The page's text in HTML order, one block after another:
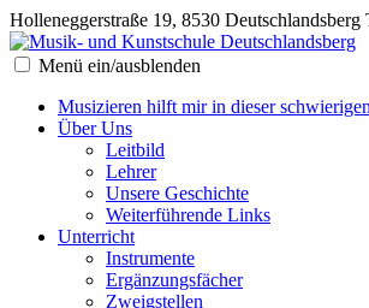
Holleneggerstraße 19, 8530 Deutschlandsberg
Menü ein/ausblenden
Musizieren hilft mir in dieser
Über Uns
Leitbild
Lehrer
Unsere Geschichte
Weiterführende Links
Unterricht
Instrumente
Ergänzungsfächer
Zweigstellen